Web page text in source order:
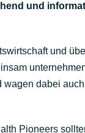
und
und
wagen dabei
Pioneers